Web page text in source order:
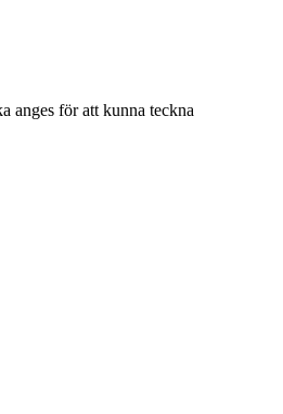
anges för att kunna teckna